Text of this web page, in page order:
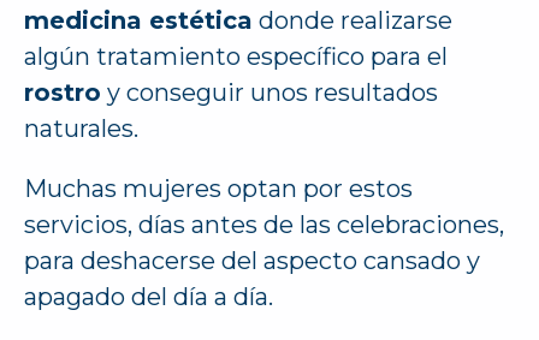
medicina estética donde realizarse
algún tratamiento específico para el
rostro y conseguir unos resultados
naturales.
Muchas mujeres optan por estos
servicios, días antes de las celebraciones,
para deshacerse del aspecto cansado y
apagado del día a día.